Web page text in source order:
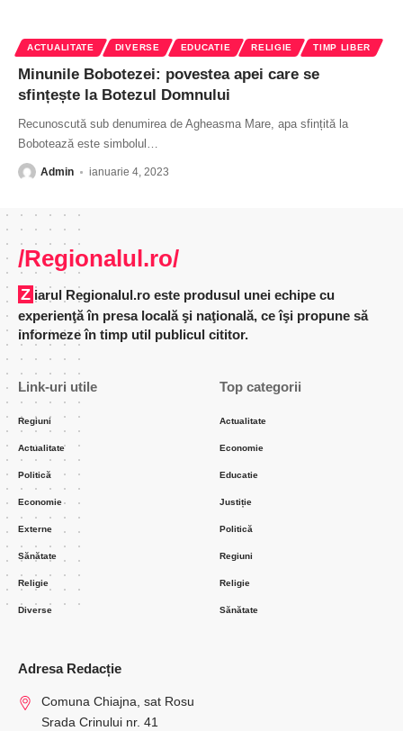
ACTUALITATE DIVERSE EDUCATIE RELIGIE TIMP LIBER
Minunile Bobotezei: povestea apei care se
sfințește la Botezul Domnului
Recunoscută sub denumirea de Agheasma Mare, apa sfințită la
Bobotează este simbolul …
Admin ianuarie 4, 2023
/Regionalul.ro/
Ziarul Regionalul.ro este produsul unei echipe cu
experienţă în presa locală şi naţională, ce îşi propune să
informeze în timp util publicul cititor.
Link-uri utile
Regiuni
Actualitate
Politică
Economie
Externe
Sănătate
Religie
Diverse
Top categorii
Actualitate
Economie
Educatie
Justiție
Politică
Regiuni
Religie
Sănătate
Adresa Redacție
Comuna Chiajna, sat Rosu
Srada Crinului nr. 41